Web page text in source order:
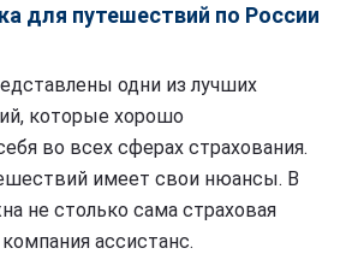
для путешествий по России
одни из лучших
которые хорошо
во всех сферах страхования.
имеет свои нюансы. В
не столько сама страховая
ассистанс.